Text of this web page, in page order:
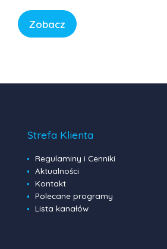
FORWEB, lecz wynikała z
globalnej infrastrukturze
Internet przypomina sieć
Zobacz
Strefa Klienta
Regulaminy i Cenniki
Aktualności
Kontakt
Polecane programy
Lista kanałów